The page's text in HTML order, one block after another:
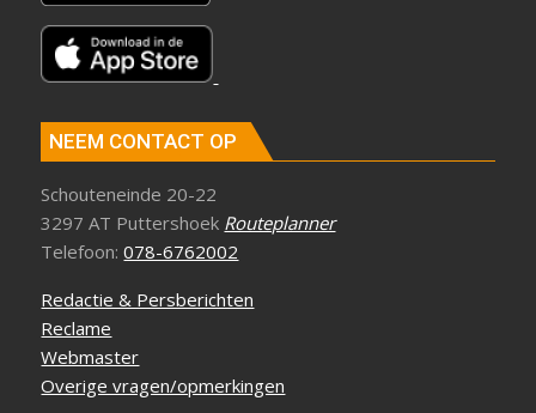
NEEM CONTACT OP
Schouteneinde 20-22
3297 AT Puttershoek Routeplanner
Telefoon:078-6762002
Redactie & Persberichten
Reclame
Webmaster
Overige vragen/opmerkingen